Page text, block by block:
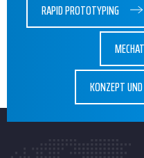
RAPID PROTOTYPING
KONZEPT